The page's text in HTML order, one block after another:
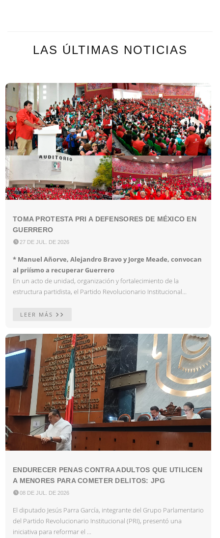
LAS ÚLTIMAS NOTICIAS
TOMA PROTESTA PRI A DEFENSORES DE MÉXICO EN
GUERRERO
 27 DE JUL. DE 2026
* Manuel Añorve, Alejandro Bravo y Jorge Meade, convocan
al priísmo a recuperar Guerrero
En un acto de unidad, organización y fortalecimiento de la
estructura partidista, el Partido Revolucionario Institucional...
LEER MÁS
ENDURECER PENAS CONTRA ADULTOS QUE UTILICEN
A MENORES PARA COMETER DELITOS: JPG
08 DE JUL. DE 2026
El diputado Jesús Parra García, integrante del Grupo Parlamentario
del Partido Revolucionario Institucional (PRI), presentó una
iniciativa para reformar el ...